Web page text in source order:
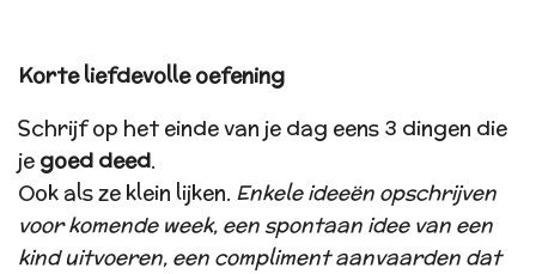
Korte liefdevolle oefening
Schrijf op het einde van je dag eens 3 dingen die
je goed deed.
Ook als ze klein lijken. Enkele ideeën opschrijven
voor komende week, een spontaan idee van een
kind uitvoeren, een compliment aanvaarden dat